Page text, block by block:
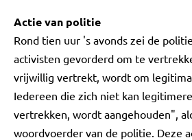
Actie van politie
Rond tien uur 's avonds zei de
activisten gevorderd om te
vrijwillig vertrekt, wordt om
Iedereen die zich niet kan
vertrekken, wordt aangehouden",
woordvoerder van de politie. Deze